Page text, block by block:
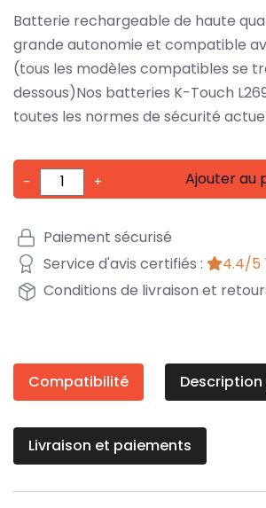
Batterie rechargeable de haute
grande autonomie et compatible
(tous les modèles compatibles se
dessous)Nos batteries K-Touch
toutes les normes de sécurité
- + Ajouter au
Paiement sécurisé
Service d'avis certifiés :
4.4/5
Conditions de livraison et
Compatibilité
Livraison et paiements